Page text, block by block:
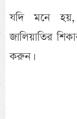
যদি মনে
জালিয়াতির
করুন।